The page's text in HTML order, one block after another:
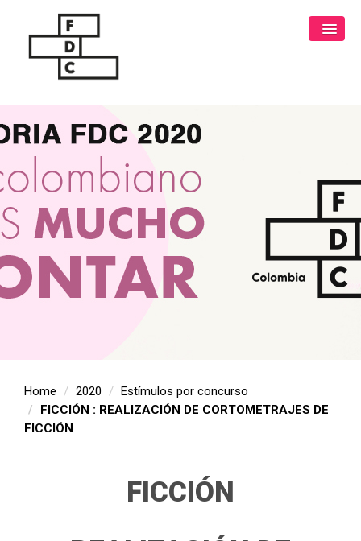
Home 2020
Estímulos por concurso
FICCIÓN : REALIZACIÓN DE CORTOMETRAJES DE
FICCIÓN
FICCIÓN